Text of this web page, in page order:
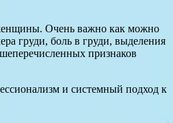
Очень важно как можно
груди, боль в груди, выделения
признаков
и системный подход к